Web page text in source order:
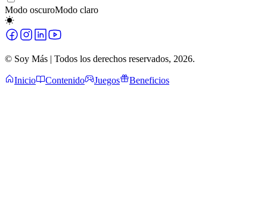
Modo oscuroModo claro
© Soy Más | Todos los derechos reservados, 2026.
Inicio Contenido Juegos Beneficios